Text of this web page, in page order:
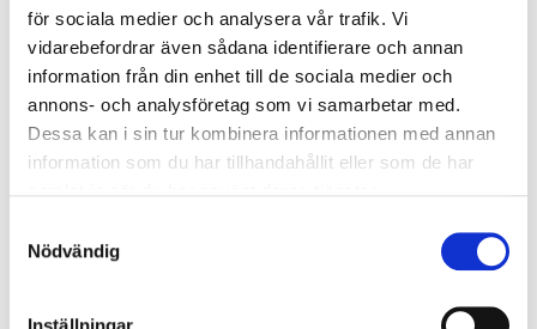
för sociala medier och analysera vår trafik. Vi
vidarebefordrar även sådana identifierare och annan
information från din enhet till de sociala medier och
annons- och analysföretag som vi samarbetar med.
Dessa kan i sin tur kombinera informationen med annan
information som du har tillhandahållit eller som de har
Nödvändig
795 kr